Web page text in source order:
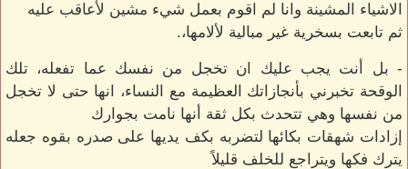
الاشياء المشينة وانا لم اقوم بعمل شيء مشين لأعاقب عليه
ثم تابعت بسخرية غير مبالية لألامها،.
- بل أنت يجب عليك ان تخجل من نفسك عما تفعله، تلك
الوقحة تخبرني بأنجازاتك العظيمة مع النساء، انها حتى لا تخجل
من نفسها وهي تتحدث بكل ثقة أنها نامت بجوارك
إزادات شهقات بكائها لتضربه بكف يديها على صدره بقوه جعله
يترك فكها ويتراجع للخلف قليلاً